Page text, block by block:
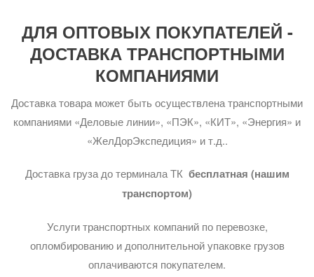
ДЛЯ ОПТОВЫХ ПОКУПАТЕЛЕЙ -
ДОСТАВКА ТРАНСПОРТНЫМИ
КОМПАНИЯМИ
Доставка товара может быть осуществлена транспортными
компаниями «Деловые линии», «ПЭК», «КИТ», «Энергия» и
«ЖелДорЭкспедиция» и т.д..
Доставка груза до терминала ТК бесплатная (нашим
транспортом)
Услуги транспортных компаний по перевозке,
опломбированию и дополнительной упаковке грузов
оплачиваются покупателем.